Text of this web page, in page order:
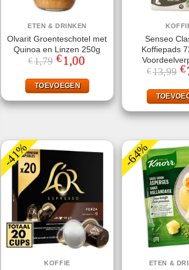
ETEN & DRINKEN
Olvarit Groenteschotel met
Quinoa en Linzen 250g
€1,79 Oorspronkelijke
prijs
€1,79.
€ 1,00
€1,00.
TOEVOEGEN
Senseo
Koffiepads
€13,99 €
-41%
KOFFIE
-64%
ETEN &